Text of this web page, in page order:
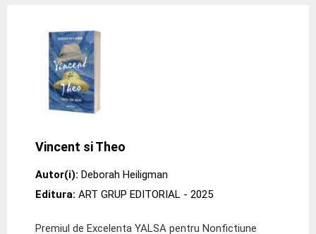
Vincent si Theo
Autor(i): Deborah Heiligman
Editura: ART GRUP EDITORIAL - 2025
Premiul de Excelenta YALSA pentru Nonfictiune